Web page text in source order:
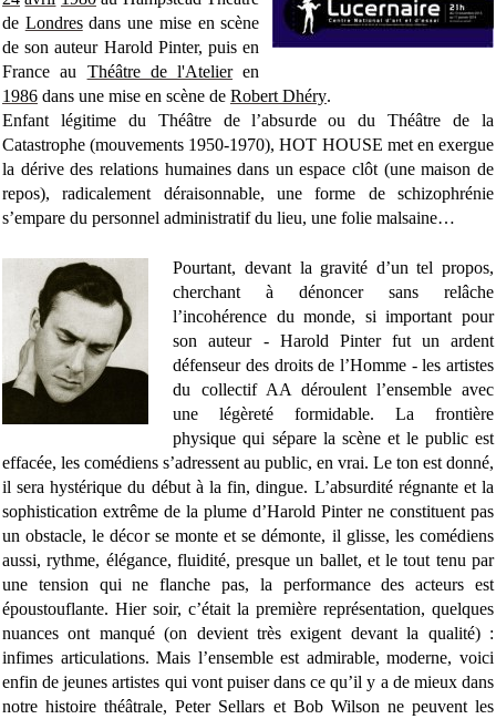
de Londresdans une mise en scène
de son auteur Harold Pinter, puis en
France au Théâtre de l'Atelieren
1986 dans une mise en scène de Robert Dhéry.
Enfant légitime du Théâtre de l’absurde ou du Théâtre de la
Catastrophe (mouvements 1950-1970), HOT HOUSE met en exergue
la dérive des relations humaines dans un espace clôt (une maison de
repos), radicalement déraisonnable, une forme de schizophrénie
s’empare du personnel administratif du lieu, une folie malsaine…
Pourtant, devant la gravité d’un tel propos,
cherchant à dénoncer sans relâche
l’incohérence du monde, si important pour
son auteur - Harold Pinter fut un ardent
défenseur des droits de l’Homme - les artistes
du collectif AA déroulent l’ensemble avec
une légèreté formidable. La frontière
physique qui sépare la scène et le public est
effacée, les comédiens s’adressent au public, en vrai. Le ton est donné,
il sera hystérique du début à la fin, dingue. L’absurdité régnante et la
sophistication extrême de la plume d’Harold Pinter ne constituent pas
un obstacle, le décor se monte et se démonte, il glisse, les comédiens
aussi, rythme, élégance, fluidité, presque un ballet, et le tout tenu par
une tension qui ne flanche pas, la performance des acteurs est
époustouflante. Hier soir, c’était la première représentation, quelques
nuances ont manqué (on devient très exigent devant la qualité) :
infimes articulations. Mais l’ensemble est admirable, moderne, voici
enfin de jeunes artistes qui vont puiser dans ce qu’il y a de mieux dans
notre histoire théâtrale, Peter Sellars et Bob Wilson ne peuvent les